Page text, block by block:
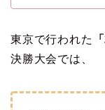
東京で行われた
決勝大会では、